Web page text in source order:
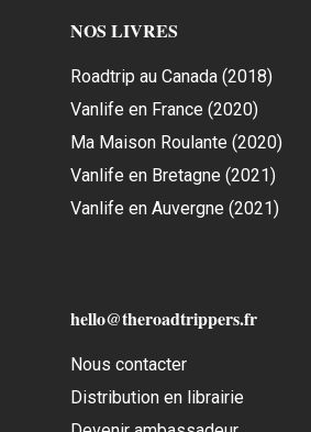
NOS LIVRES
Roadtrip au Canada (2018)
Vanlife en France (2020)
Ma Maison Roulante (2020)
Vanlife en Bretagne (2021)
Vanlife en Auvergne (2021)
hello@theroadtrippers.fr
Nous contacter
Distribution en librairie